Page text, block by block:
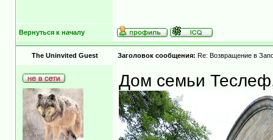
Вернуться к началу
The Uninvited Guest Заголовок сообщения: Re: Возвращение в
Дом семьи